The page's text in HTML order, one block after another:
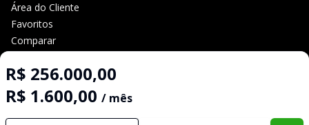
R$ 256.000,00
R$ 1.600,00 / mês
Área do Cliente
Favoritos
Comparar